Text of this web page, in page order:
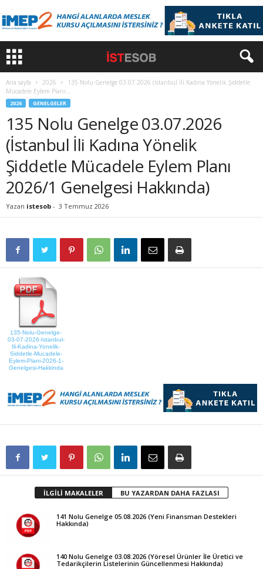
Ana sayfa 2026
135 Nolu Genelge 03.07.2026 (İstanbul İli Kadına Yönelik Şiddetle
Mücadele Eylem Planı...
2026 GENELGELER
135 Nolu Genelge 03.07.2026
(İstanbul İli Kadına Yönelik
Şiddetle Mücadele Eylem Planı
2026/1 Genelgesi Hakkında)
Yazan istesob - 3 Temmuz 2026
135-Nolu-Genelge-
03-07-2026-Istanbul-
Ili-Kadina-Yonelik-
Siddetle-Mucadele-
Eylem-Plani-2026-1-
Genelgesi-Hakkinda
İLGİLİ MAKALELER BU YAZARDAN DAHA FAZLASI
141 Nolu Genelge 05.08.2026 (Yeni Finansman Destekleri
Hakkında)
140 Nolu Genelge 03.08.2026 (Yöresel Ürünler İle Üretici ve
Tedarikçilerin Listelerinin Güncellenmesi Hakkında)